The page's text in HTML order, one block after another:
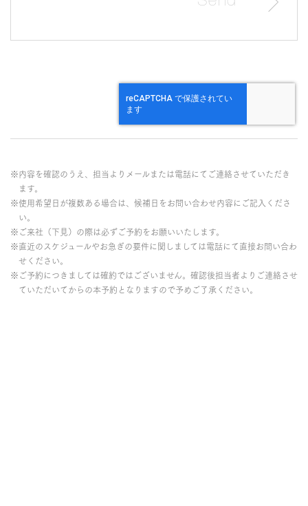
※内容を確認のうえ、担当よりメールまたは電話にてご連絡させていただき
ます。
※使用希望日が複数ある場合は、候補日をお問い合わせ内容にご記入くださ
い。
※ご来社（下見）の際は必ずご予約をお願いいたします。
※直近のスケジュールやお急ぎの要件に関しましては電話にて直接お問い合わ
せください。
※ご予約につきましては確約ではございません。確認後担当者よりご連絡させ
ていただいてからの本予約となりますので予めご了承ください。